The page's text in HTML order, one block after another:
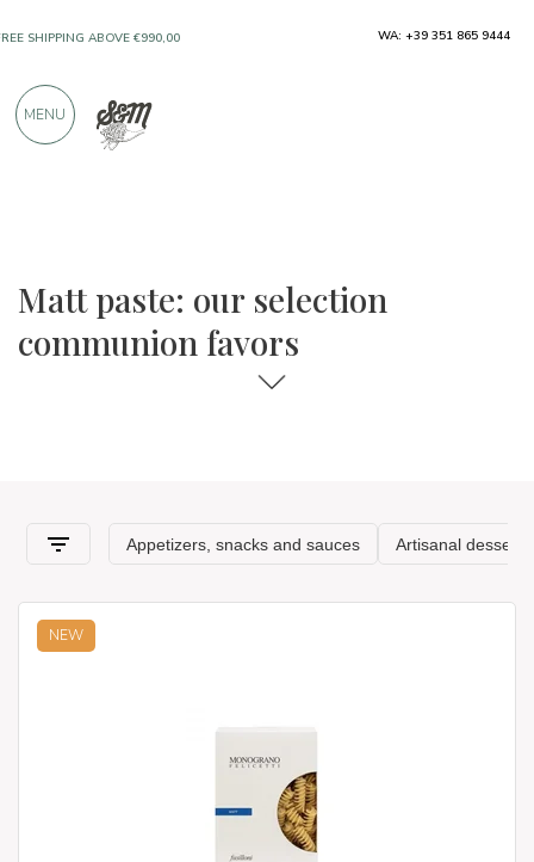
Matt paste: our selection
communion favors
NEW
WA: +39 351 865 9444
MENU